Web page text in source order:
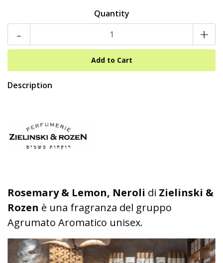
Quantity
- +
Description
Rosemary & Lemon, Neroli di Zielinski &
Rozen è una fragranza del gruppo
Agrumato Aromatico unisex.